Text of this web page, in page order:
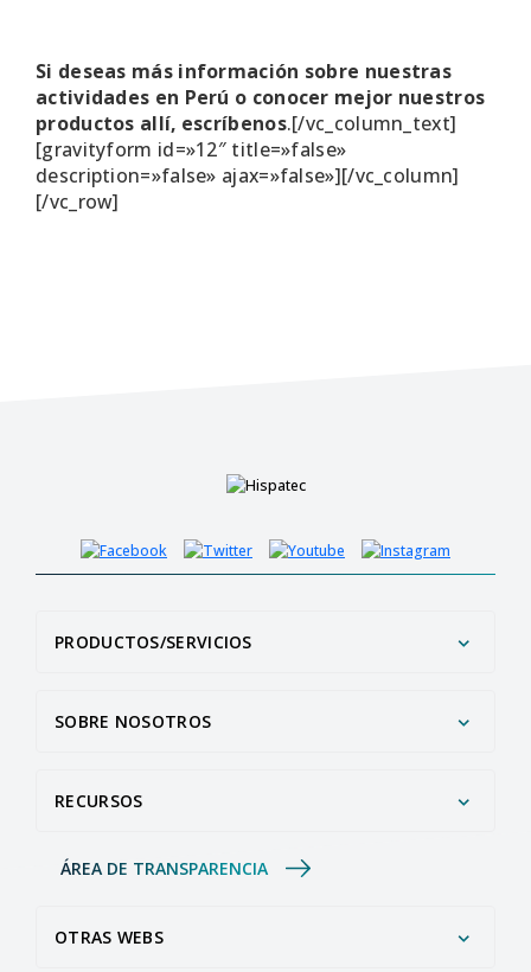
Si deseas más información sobre nuestras
actividades en Perú o conocer mejor nuestros
productos allí, escríbenos.[/vc_column_text]
[gravityform id=»12″ title=»false»
description=»false» ajax=»false»][/vc_column]
[/vc_row]
PRODUCTOS/SERVICIOS
SOBRE NOSOTROS
RECURSOS
ÁREA DE TRANSPARENCIA
OTRAS WEBS